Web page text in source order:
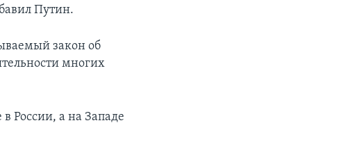
Путин.
закон об
многих
России, а на Западе